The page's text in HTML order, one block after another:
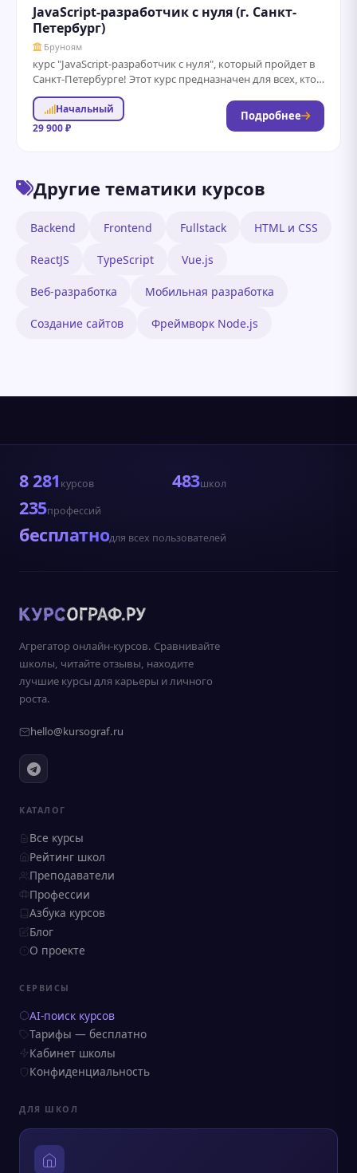
JavaScript-разработчик с нуля (г. Санкт-
Петербург)
Бруноям
курс "JavaScript-разработчик с нуля", который пройдет в
Санкт-Петербурге! Этот курс предназначен для всех, кто
хочет освоить одну из самых популярных...
Начальный
29 900 ₽
Подробнее
Другие тематики курсов
Backend Frontend Fullstack HTML и CSS
ReactJS TypeScript Vue.js
Веб-разработка Мобильная разработка
Создание сайтов Фреймворк Node.js
8 281 курсов 483школ
235профессий
бесплатнодля всех пользователей
Агрегатор онлайн-курсов. Сравнивайте
школы, читайте отзывы, находите
лучшие курсы для карьеры и личного
роста.
hello@kursograf.ru
КАТАЛОГ
Все курсы
Рейтинг школ
Преподаватели
Профессии
Азбука курсов
Блог
О проекте
СЕРВИСЫ
AI-поиск курсов
Тарифы — бесплатно
Кабинет школы
Конфиденциальность
ДЛЯ ШКОЛ